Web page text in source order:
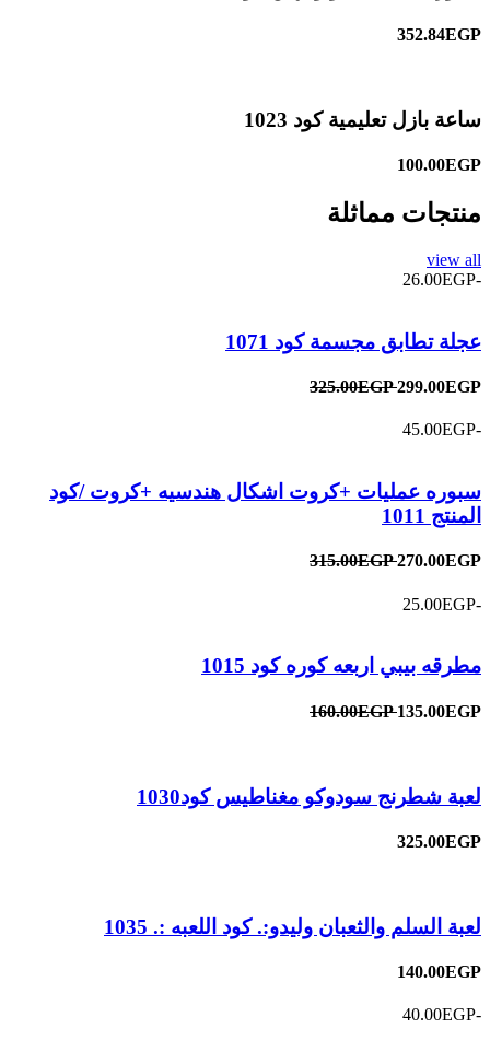
352.84EGP
ساعة بازل تعليمية كود 1023
100.00EGP
منتجات مماثلة
view all
-26.00EGP
عجلة تطابق مجسمة كود 1071
325.00EGP299.00EGP
-45.00EGP
سبوره عمليات +كروت اشكال هندسيه +كروت /كود
المنتج 1011
315.00EGP270.00EGP
-25.00EGP
مطرقه بيبي اربعه كوره كود 1015
160.00EGP135.00EGP
لعبة شطرنج سودوكو مغناطيس كود1030
325.00EGP
لعبة السلم والثعبان وليدو:. كود اللعبه :. 1035
140.00EGP
-40.00EGP